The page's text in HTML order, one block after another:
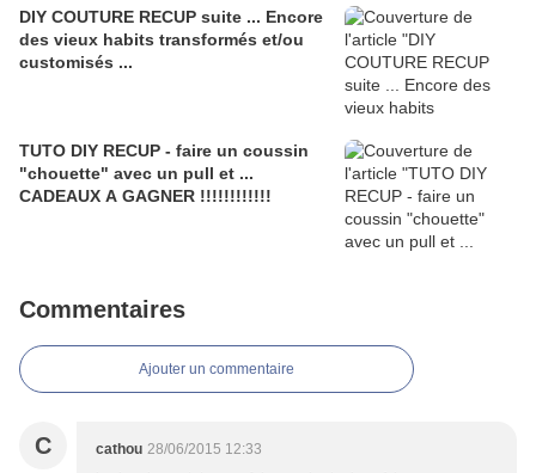
DIY COUTURE RECUP suite ... Encore
des vieux habits transformés et/ou
customisés ...
TUTO DIY RECUP - faire un coussin
"chouette" avec un pull et ...
CADEAUX A GAGNER !!!!!!!!!!!!
Commentaires
Ajouter un commentaire
C cathou 28/06/2015 12:33